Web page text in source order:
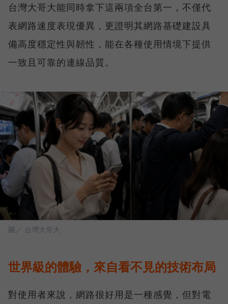
台灣大哥大能同時拿下這兩項全台第一，不僅代
表網路速度表現優異，更證明其網路基礎建設具
備高度穩定性與韌性，能在各種使用情境下提供
一致且可靠的連線品質。
圖／ 台灣大哥大
世界級的體驗，來自看不見的技術布局
對使用者來說，網路很好用是一種感覺，但對電